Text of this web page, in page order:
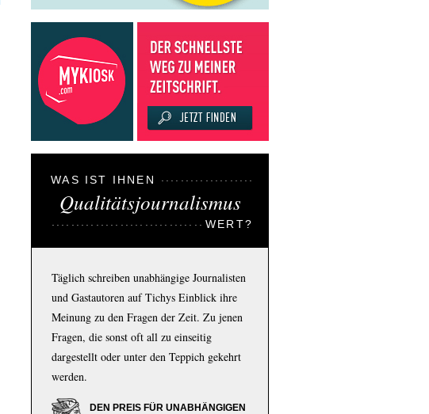
WAS IST IHNEN
Qualitätsjournalismus
WERT?
Täglich schreiben unabhängige Journalisten
und Gastautoren auf Tichys Einblick ihre
Meinung zu den Fragen der Zeit. Zu jenen
Fragen, die sonst oft all zu einseitig
dargestellt oder unter den Teppich gekehrt
werden.
DEN PREIS FÜR UNABHÄNGIGEN